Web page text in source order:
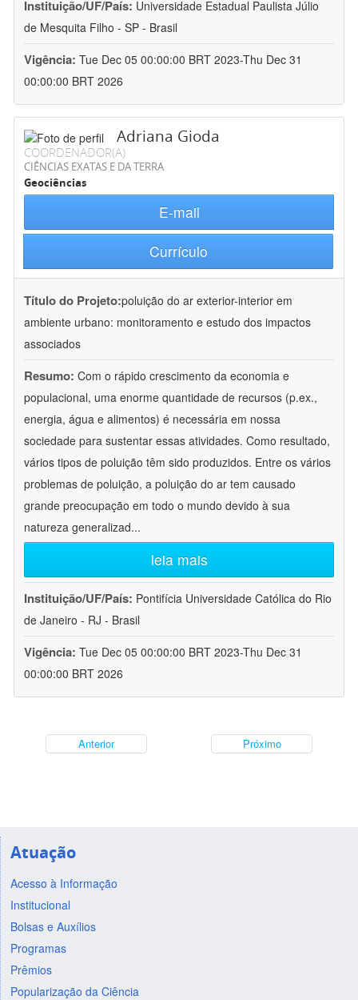
Instituição/UF/País: Universidade Estadual Paulista Júlio
de Mesquita Filho - SP - Brasil
Vigência: Tue Dec 05 00:00:00 BRT 2023-Thu Dec 31
00:00:00 BRT 2026
Adriana Gioda
COORDENADOR(A)
CIÊNCIAS EXATAS E DA TERRA
Geociências
E-mail
Currículo
Título do Projeto:poluição do ar exterior-interior em
ambiente urbano: monitoramento e estudo dos impactos
associados
Resumo: Com o rápido crescimento da economia e
populacional, uma enorme quantidade de recursos (p.ex.,
energia, água e alimentos) é necessária em nossa
sociedade para sustentar essas atividades. Como resultado,
vários tipos de poluição têm sido produzidos. Entre os vários
problemas de poluição, a poluição do ar tem causado
grande preocupação em todo o mundo devido à sua
natureza generalizad...
leia mais
Instituição/UF/País: Pontifícia Universidade Católica do Rio
de Janeiro - RJ - Brasil
Vigência: Tue Dec 05 00:00:00 BRT 2023-Thu Dec 31
00:00:00 BRT 2026
Anterior Próximo
Atuação
Acesso à Informação
Institucional
Bolsas e Auxílios
Programas
Prêmios
Popularização da Ciência